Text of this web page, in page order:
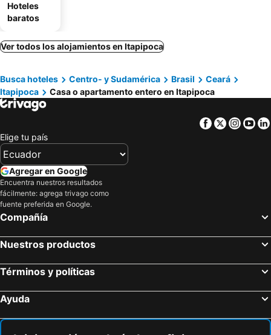
Hoteles
baratos
Ver todos los alojamientos en Itapipoca
Busca hoteles Centro- y Sudamérica Brasil
Ceará
Itapipoca
Casa o apartamento entero en Itapipoca
Facebook
Twitter
Elige tu país
Agregar en Google
Encuentra nuestros resultados
fácilmente: agrega trivago como
fuente preferida en Google.
Compañía
Nuestros productos
Términos y políticas
Ayuda